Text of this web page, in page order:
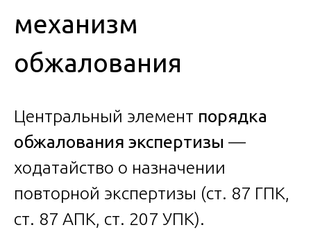
механизм
обжалования
Центральный элемент порядка
обжалования экспертизы —
ходатайство о назначении
повторной экспертизы (ст. 87 ГПК,
ст. 87 АПК, ст. 207 УПК).